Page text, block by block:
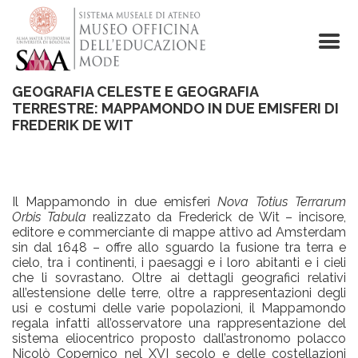
main
content
GEOGRAFIA CELESTE E GEOGRAFIA
TERRESTRE: MAPPAMONDO IN DUE EMISFERI DI
FREDERIK DE WIT
Il Mappamondo in due emisferi Nova Totius Terrarum
Orbis Tabula realizzato da Frederick de Wit – incisore,
editore e commerciante di mappe attivo ad Amsterdam
sin dal 1648 – offre allo sguardo la fusione tra terra e
cielo, tra i continenti, i paesaggi e i loro abitanti e i cieli
che li sovrastano. Oltre ai dettagli geografici relativi
all’estensione delle terre, oltre a rappresentazioni degli
usi e costumi delle varie popolazioni, il Mappamondo
regala infatti all’osservatore una rappresentazione del
sistema eliocentrico proposto dall’astronomo polacco
Nicolò Copernico nel XVI secolo e delle costellazioni